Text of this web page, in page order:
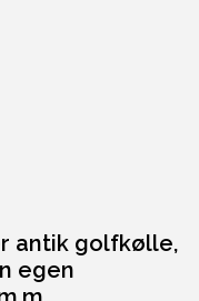
antik golfkølle,
egen